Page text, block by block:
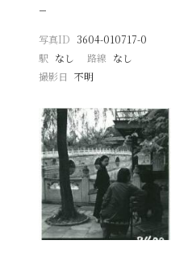
−
写真ID 3604-010717-0
駅 なし 路線 なし
撮影日
不明